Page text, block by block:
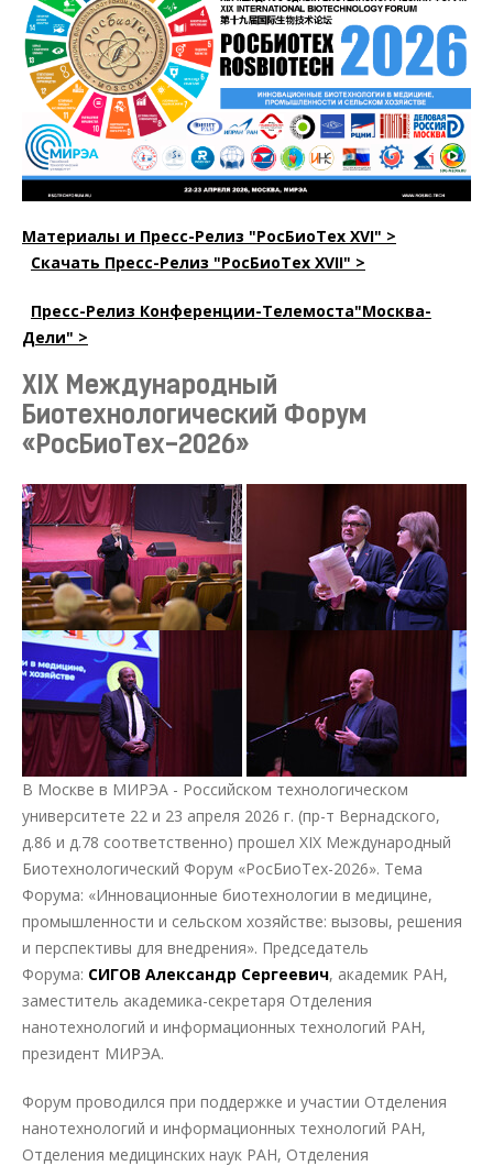
Материалы и Пресс-Релиз "РосБиоТех XVI" >
Скачать Пресс-Релиз "РосБиоТех XVII" >
Пресс-Релиз Конференции-Телемоста"Москва-
Дели" >
ХIX Международный
Биотехнологический Форум
«РосБиоТех-2026»
В Москве в МИРЭА - Российском технологическом
университете 22 и 23 апреля 2026 г. (пр-т Вернадского,
д.86 и д.78 соответственно) прошел ХIX Международный
Биотехнологический Форум «РосБиоТех-2026». Тема
Форума: «Инновационные биотехнологии в медицине,
промышленности и сельском хозяйстве: вызовы, решения
и перспективы для внедрения». Председатель
Форума: СИГОВ Александр Сергеевич, академик РАН,
заместитель академика-секретаря Отделения
нанотехнологий и информационных технологий РАН,
президент МИРЭА.
Форум проводился при поддержке и участии Отделения
нанотехнологий и информационных технологий РАН,
Отделения медицинских наук РАН, Отделения